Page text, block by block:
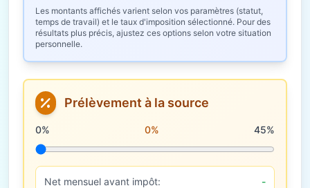
Les montants affichés varient selon vos paramètres (statut,
temps de travail) et le taux d'imposition sélectionné. Pour des
résultats plus précis, ajustez ces options selon votre situation
personnelle.
Prélèvement à la source
Taux de prélèvement à la source
0% 0% 45%
Net mensuel avant impôt:
-